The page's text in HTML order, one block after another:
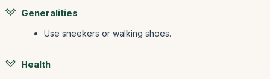
Generalities
Use sneekers or walking shoes.
Health